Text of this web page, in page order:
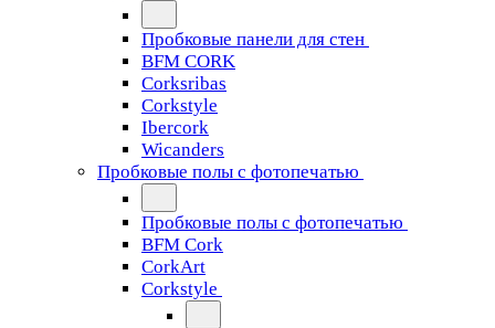
Пробковые панели для стен
BFM CORK
Corksribas
Corkstyle
Ibercork
Wicanders
Пробковые полы с фотопечатью
Пробковые полы с фотопечатью
BFM Cork
CorkArt
Corkstyle